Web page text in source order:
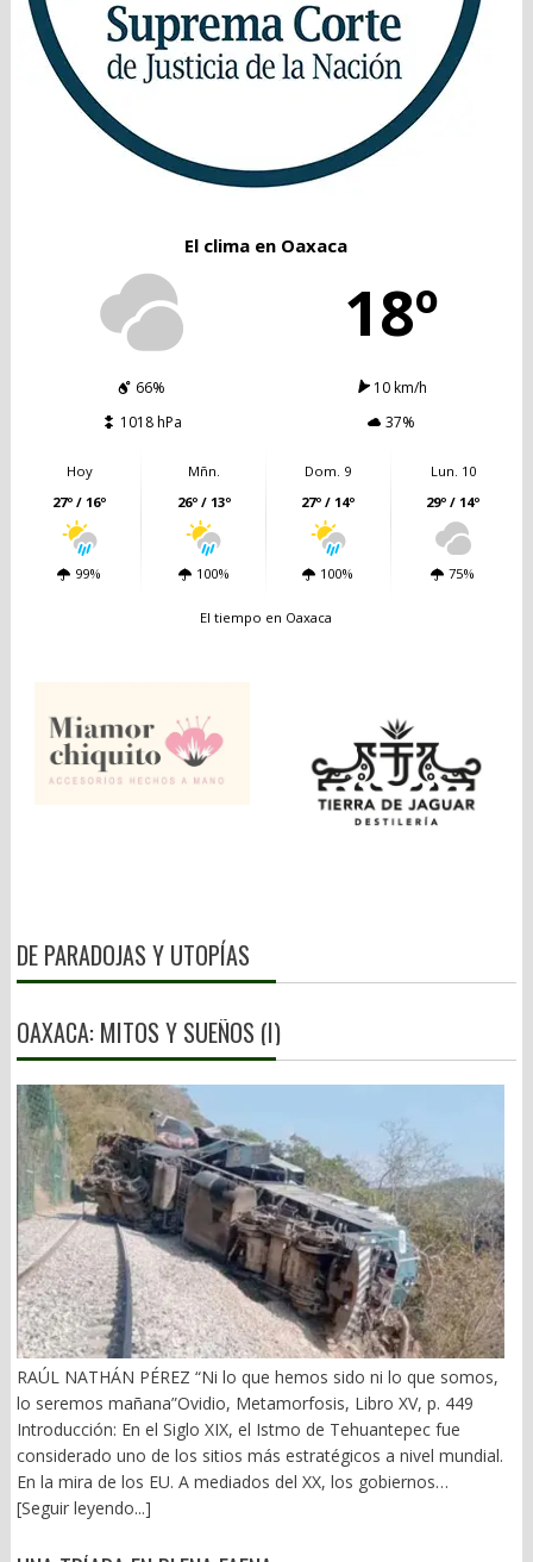
El clima en Oaxaca
18º
66%
10 km/h
1018 hPa
37%
Hoy
27º / 16º
99%
Mñn.
26º / 13º
100%
Dom. 9
27º / 14º
100%
Lun. 10
29º / 14º
75%
El tiempo en Oaxaca
DE PARADOJAS Y UTOPÍAS
OAXACA: MITOS Y SUEÑOS (I)
RAÚL NATHÁN PÉREZ “Ni lo que hemos sido ni lo que somos,
lo seremos mañana”Ovidio, Metamorfosis, Libro XV, p. 449
Introducción: En el Siglo XIX, el Istmo de Tehuantepec fue
considerado uno de los sitios más estratégicos a nivel mundial.
En la mira de los EU. A mediados del XX, los gobiernos
emanados del PRI iniciaron una serie de proyectos, todos
[Seguir leyendo...]